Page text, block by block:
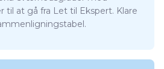
til at gå fra Let til Ekspert. Klare